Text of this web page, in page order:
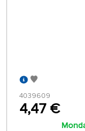
4039609
4,47 €